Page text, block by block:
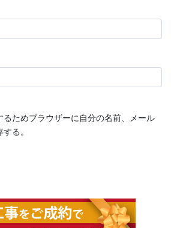
るためブラウザーに自分の名前、メール
る。